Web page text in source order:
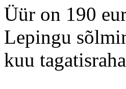
Üür on 190
Lepingu
kuu